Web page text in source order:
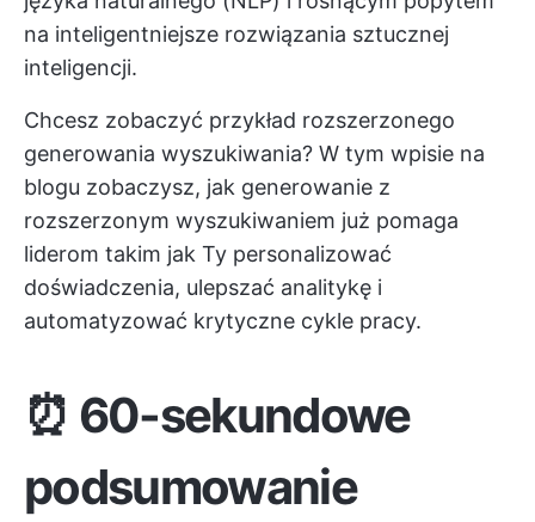
na inteligentniejsze rozwiązania sztucznej
inteligencji.
Chcesz zobaczyć przykład rozszerzonego
generowania wyszukiwania? W tym wpisie na
blogu zobaczysz, jak generowanie z
rozszerzonym wyszukiwaniem już pomaga
liderom takim jak Ty personalizować
doświadczenia, ulepszać analitykę i
automatyzować krytyczne cykle pracy.
⏰ 60-sekundowe
podsumowanie